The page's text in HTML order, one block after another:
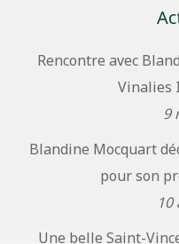
Rencontre avec
Vinalies
9
Blandine Mocquart
pour son
Une belle Saint-